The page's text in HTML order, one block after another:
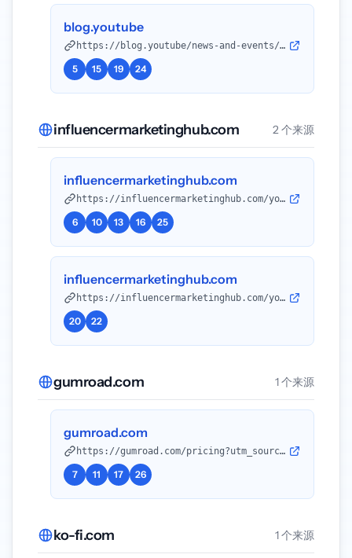
blog.youtube
https://blog.youtube/news-and-events/more-ways-for-creators-to-earn-on-youtube/?utm_source=openai
5 15 19 24
influencermarketinghub.com 2 个来源
influencermarketinghub.com
https://influencermarketinghub.com/youtube-shopping-affiliate-shorts/?utm_source=openai
6 10 13 16 25
influencermarketinghub.com
https://influencermarketinghub.com/youtube-shopping-affiliate-bfcm-christmas/?utm_source=openai
20 22
gumroad.com 1 个来源
gumroad.com
https://gumroad.com/pricing?utm_source=openai
7 11 17 26
ko-fi.com 1 个来源